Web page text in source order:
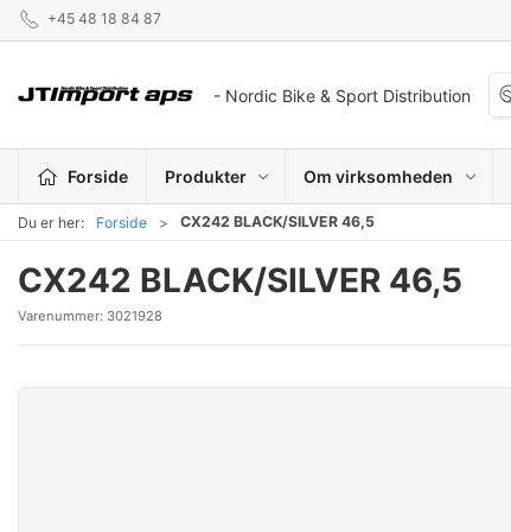
+45 48 18 84 87
- Nordic Bike & Sport Distribution
Forside Produkter Om virksomheden
Du er her: Forside CX242 BLACK/SILVER 46,5
CX242 BLACK/SILVER 46,5
Varenummer: 3021928